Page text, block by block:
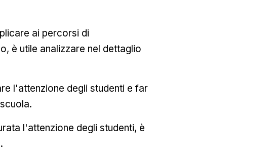
ai percorsi di
è utile analizzare nel dettaglio
l'attenzione degli studenti e far
l'attenzione degli studenti, è